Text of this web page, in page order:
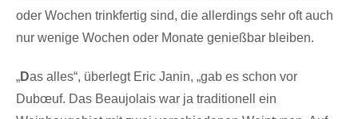
oder Wochen trinkfertig sind, die allerdings sehr oft auch
nur wenige Wochen oder Monate genießbar bleiben.
„Das alles“, überlegt Eric Janin, „gab es schon vor
Dubœuf. Das Beaujolais war ja traditionell ein